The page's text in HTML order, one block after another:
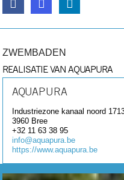
ZWEMBADEN
REALISATIE VAN AQUAPURA
AQUAPURA
Industriezone kanaal noord
3960 Bree
+32 11 63 38 95
info@aquapura.be
https://www.aquapura.be